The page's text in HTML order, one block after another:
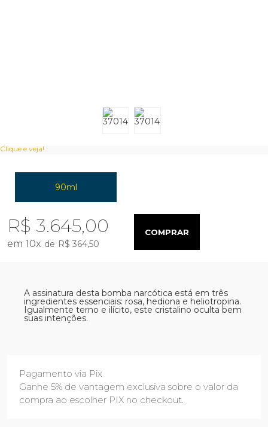
Clique e veja!
90ml
R$ 3.645,00
10x R$ 364,50
COMPRAR
A assinatura desta bomba narcótica está em três
ingredientes essenciais: rosa, hediona e heliotropina.
Igualmente terno e ilícito, este cristalino oculta bem
suas intenções.
Pagamento via Pix
Ganhe 5% de vantagem exclusiva sobre o valor da
compra ao escolher PIX no checkout.